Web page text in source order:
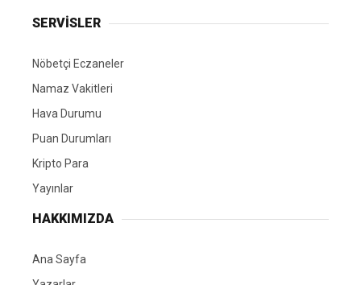
SERVİSLER
Nöbetçi Eczaneler
Namaz Vakitleri
Hava Durumu
Puan Durumları
Kripto Para
Yayınlar
HAKKIMIZDA
Ana Sayfa